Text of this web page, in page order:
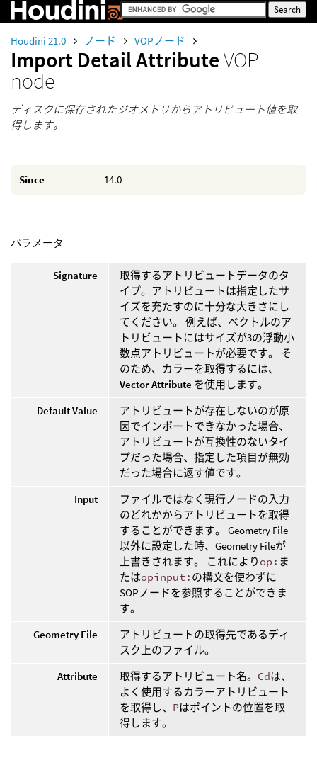
Houdini 21.0 ノード VOPノード
Import Detail AttributeVOP
node
ディスクに保存されたジオメトリからアトリビュート値を取
得します。
Since 14.0
パラメータ
Signature
取得するアトリビュートデータのタ
イプ。アトリビュートは指定したサ
イズを充たすのに十分な大きさにし
てください。 例えば、ベクトルのア
トリビュートにはサイズが3の浮動小
数点アトリビュートが必要です。 そ
のため、カラーを取得するには、
Vector Attribute を使用します。
Default Value
アトリビュートが存在しないのが原
因でインポートできなかった場合、
アトリビュートが互換性のないタイ
プだった場合、指定した項目が無効
だった場合に返す値です。
Input
ファイルではなく現行ノードの入力
のどれかからアトリビュートを取得
することができます。 Geometry File
以外に設定した時、Geometry Fileが
上書きされます。 これにより op: ま
たはopinput: の構文を使わずに
SOPノードを参照することができま
す。
Geometry File
アトリビュートの取得先であるディ
スク上のファイル。
Attribute
取得するアトリビュート名。 Cdは、
よく使用するカラーアトリビュート
を取得し、 Pはポイントの位置を取
得します。